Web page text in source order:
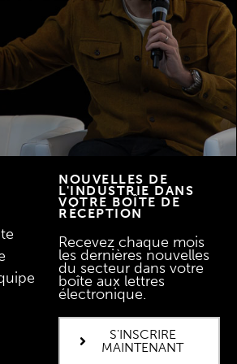
LES TALKS
NOUVELLES DE
L'INDUSTRIE DANS
VOTRE BOÎTE DE
RÉCEPTION
Recevez chaque mois
les dernières nouvelles
du secteur dans votre
boîte aux lettres
électronique.
S'INSCRIRE
MAINTENANT